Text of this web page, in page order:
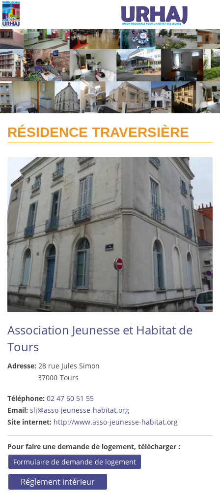
Aller au contenu principal
RÉSIDENCE TRAVERSIÈRE
Association Jeunesse et Habitat de
Tours
Adresse: 28 rue Jules Simon
37000 Tours
Téléphone: 02 47 60 51 55
Email: slj@asso-jeunesse-habitat.org
Site internet: http://www.asso-jeunesse-habitat.org
Pour faire une demande de logement, télécharger :
Formulaire de demande de logement
Réglement intérieur